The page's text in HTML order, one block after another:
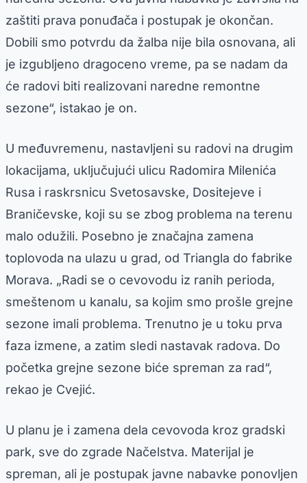
zaštiti prava ponuđača i postupak je okončan.
Dobili smo potvrdu da žalba nije bila osnovana, ali
je izgubljeno dragoceno vreme, pa se nadam da
će radovi biti realizovani naredne remontne
sezone“, istakao je on.
U međuvremenu, nastavljeni su radovi na drugim
lokacijama, uključujući ulicu Radomira Milenića
Rusa i raskrsnicu Svetosavske, Dositejeve i
Braničevske, koji su se zbog problema na terenu
malo odužili. Posebno je značajna zamena
toplovoda na ulazu u grad, od Triangla do fabrike
Morava. „Radi se o cevovodu iz ranih perioda,
smeštenom u kanalu, sa kojim smo prošle grejne
sezone imali problema. Trenutno je u toku prva
faza izmene, a zatim sledi nastavak radova. Do
početka grejne sezone biće spreman za rad“,
rekao je Cvejić.
U planu je i zamena dela cevovoda kroz gradski
park, sve do zgrade Načelstva. Materijal je
spreman, ali je postupak javne nabavke ponovljen